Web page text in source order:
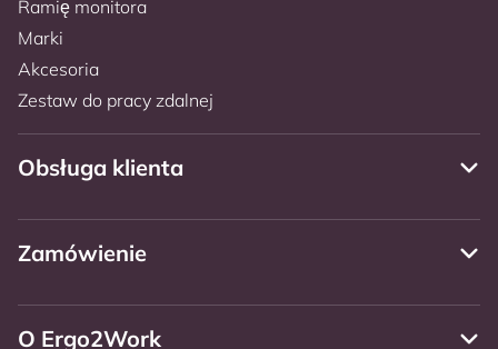
Ramię monitora
Marki
Akcesoria
Zestaw do pracy zdalnej
Obsługa klienta
Zamówienie
O Ergo2Work